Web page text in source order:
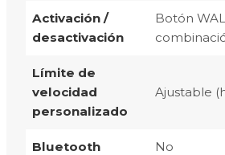
Activación /
desactivación
Botón
Límite de
velocidad
personalizado
Ajustable
Bluetooth No